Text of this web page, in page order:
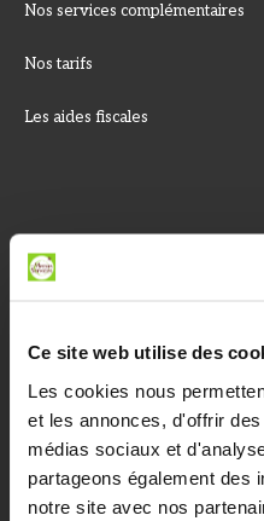
Ce site web utilise des
Les cookies nous
et les annonces, d'offrir
médias sociaux et
partageons également des
notre site avec nos
Nos services complémentaires
Nos tarifs
Les aides fiscales
DÉCOUVRIR
Actualités
Devenir franchisé